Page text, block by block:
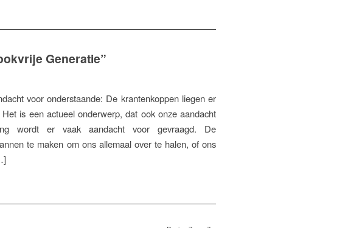
Generatie”
voor onderstaande: De krantenkoppen liegen er
is een actueel onderwerp, dat ook onze aandacht
wordt er vaak aandacht voor gevraagd. De
te maken om ons allemaal over te halen, of ons